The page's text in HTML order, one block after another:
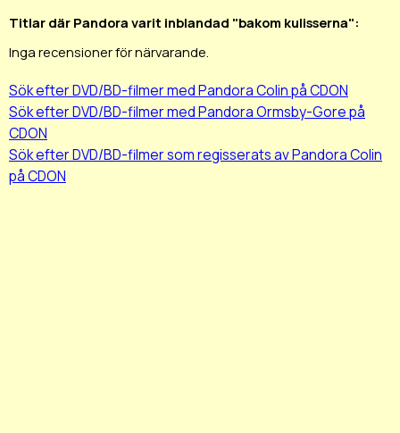
Titlar där Pandora varit inblandad "bakom kulisserna":
Inga recensioner för närvarande.
Sök efter DVD/BD-filmer med Pandora Colin på CDON
Sök efter DVD/BD-filmer med Pandora Ormsby-Gore på
CDON
Sök efter DVD/BD-filmer som regisserats av Pandora Colin
på CDON